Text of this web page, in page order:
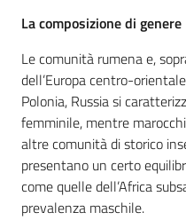
La composizione di genere
Le comunità rumena e,
dell’Europa centro-
Polonia, Russia si
femminile, mentre
altre comunità di storico
presentano un certo
come quelle dell’Africa
prevalenza maschile.